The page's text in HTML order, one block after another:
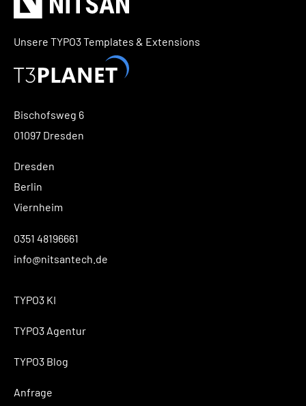
Unsere TYPO3 Templates & Extensions
Bischofsweg 6
01097 Dresden
Dresden
Berlin
Viernheim
0351 48196661
info@nitsantech.de
TYPO3 KI
TYPO3 Agentur
TYPO3 Blog
Anfrage